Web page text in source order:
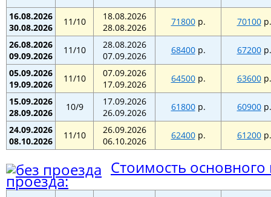
16.08.2026
30.08.2026
11/10
18.08.2026
28.08.2026
71800р. 70100р.
26.08.2026
09.09.2026
11/10
28.08.2026
07.09.2026
68400р. 67200р.
05.09.2026
19.09.2026
11/10
07.09.2026
17.09.2026
64500р. 63600р.
15.09.2026
28.09.2026
10/9
17.09.2026
26.09.2026
61800р. 60900р.
24.09.2026
08.10.2026
11/10
26.09.2026
06.10.2026
62400р. 61200р.
Стоимость основного
проезда: